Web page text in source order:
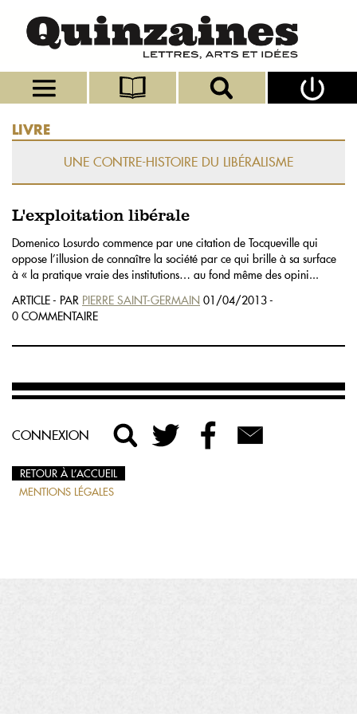
LIVRE
UNE CONTRE-HISTOIRE DU LIBÉRALISME
L'exploitation libérale
Domenico Losurdo commence par une citation de Tocqueville qui
oppose l’illusion de connaître la société par ce qui brille à sa surface
à « la pratique vraie des institutions… au fond même des opini...
ARTICLE - PAR PIERRE SAINT-GERMAIN 01/04/2013 -
0 COMMENTAIRE
CONNEXION
RETOUR À L’ACCUEIL
MENTIONS LÉGALES